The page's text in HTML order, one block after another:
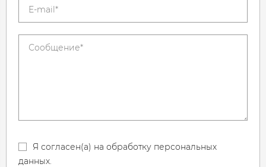
Я согласен(а) на обработку персональных
данных.